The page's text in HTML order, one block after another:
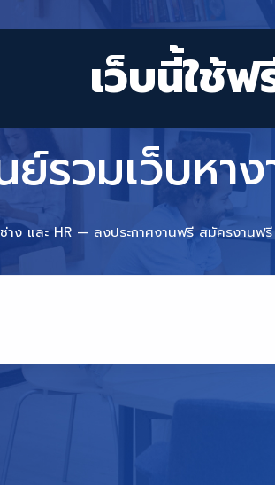
เว็บนี้ใช้ฟ
ย์รวมเว็บหา
าง และ HR — ลงประกาศงานฟรี สมัครงานฟ